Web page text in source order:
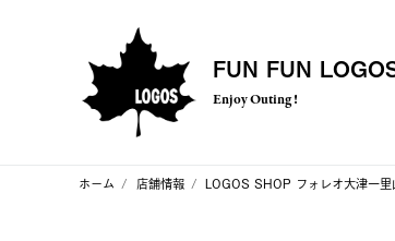
FUN FUN
Enjoy Outing !
ホーム 店舗情報 LOGOS SHOP フォレオ大津一里